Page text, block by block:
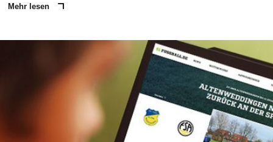
Mehr lesen